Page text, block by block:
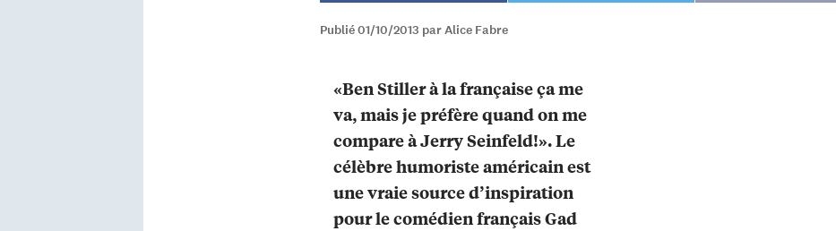
Publié 01/10/2013 par Alice Fabre
«Ben Stiller à la française ça me
va, mais je préfère quand on me
compare à Jerry Seinfeld!». Le
célèbre humoriste américain est
une vraie source d’inspiration
pour le comédien français Gad